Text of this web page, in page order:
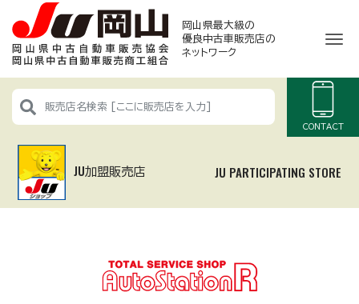
岡山県最大級の
優良中古車販売店の
ネットワーク
CONTACT
ナ
JU加盟販売店 JU PARTICIPATING STORE